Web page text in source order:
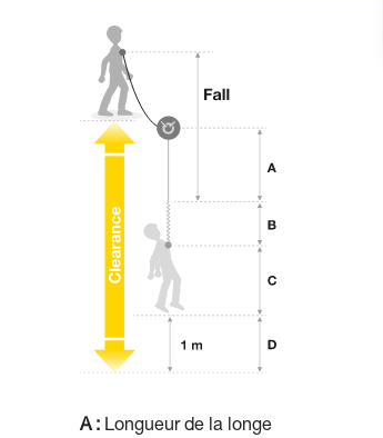
A : Longueur de la longe